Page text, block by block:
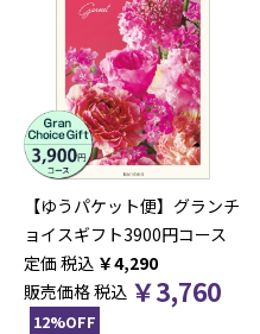
【ゆうパケット便】グランチ
ョイスギフト3900円コース
税込 ￥4,290
販売価格税込 ￥3,760
12%OFF